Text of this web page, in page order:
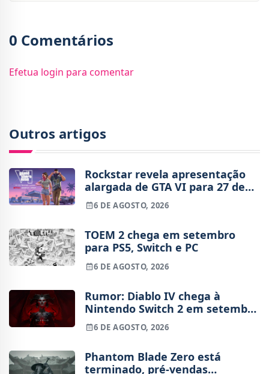
0 Comentários
Efetua login para comentar
Outros artigos
Rockstar revela apresentação
alargada de GTA VI para 27 de
agosto
6 DE AGOSTO, 2026
TOEM 2 chega em setembro
para PS5, Switch e PC
6 DE AGOSTO, 2026
Rumor: Diablo IV chega à
Nintendo Switch 2 em setembro
e vai custar o preço de um jogo
novo
6 DE AGOSTO, 2026
Phantom Blade Zero está
terminado, pré-vendas